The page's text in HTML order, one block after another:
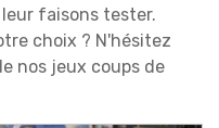
faisons tester.
choix ? N'hésitez
nos jeux coups de